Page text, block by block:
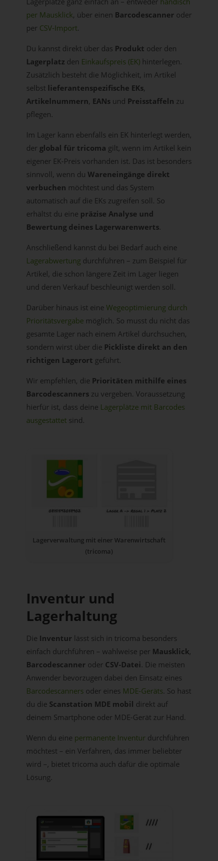
per Mausklick, über einen Barcodescanner oder
per CSV-Import.
Du kannst direkt über das Produkt oder den
Lagerplatzden Einkaufspreis (EK)hinterlegen.
Zusätzlich besteht die Möglichkeit, im Artikel
selbst lieferantenspezifische EKs,
Artikelnummern, EANsund Preisstaffeln zu
pflegen.
Im Lager kann ebenfalls ein EK hinterlegt werden,
der global für tricoma gilt, wenn im Artikel kein
eigener EK-Preis vorhanden ist. Das ist besonders
sinnvoll, wenn du Wareneingänge direkt
verbuchen möchtest und das System
automatisch auf die EKs zugreifen soll. So
erhältst du eine präzise Analyse und
Bewertung deines Lagerwarenwerts.
Anschließend kannst du bei Bedarf auch eine
Lagerabwertungdurchführen – zum Beispiel für
Artikel, die schon längere Zeit im Lager liegen
und deren Verkauf beschleunigt werden soll.
Darüber hinaus ist eine Wegeoptimierung durch
Prioritätsvergabemöglich. So musst du nicht das
gesamte Lager nach einem Artikel durchsuchen,
sondern wirst über die Pickliste direkt an den
richtigen Lagerort geführt.
Wir empfehlen, die Prioritäten mithilfe eines
Barcodescannerszu vergeben. Voraussetzung
hierfür ist, dass deine Lagerplätze mit Barcodes
ausgestattetsind.
Lagerverwaltung mit einer Warenwirtschaft
(tricoma)
Inventur und
Lagerhaltung
Die Inventur lässt sich in tricoma besonders
einfach durchführen – wahlweise per Mausklick,
Barcodescanner oder CSV-Datei . Die meisten
Anwender bevorzugen dabei den Einsatz eines
Barcodescanners oder eines MDE-Geräts . So hast
du die Scanstation MDE mobil direkt auf
deinem Smartphone oder MDE-Gerät zur Hand.
Wenn du eine permanente Inventurdurchführen
möchtest – ein Verfahren, das immer beliebter
wird –, bietet tricoma auch dafür die optimale
Lösung.